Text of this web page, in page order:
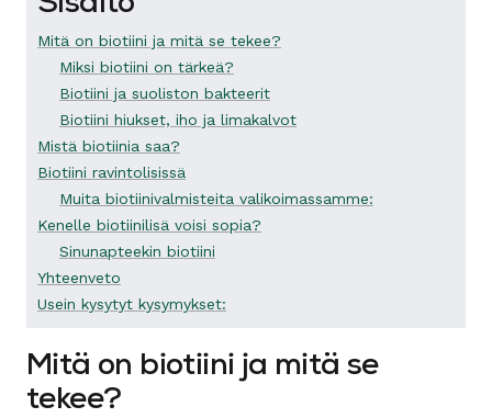
Mitä on biotiini ja mitä se tekee?
Miksi biotiini on tärkeä?
Biotiini ja suoliston bakteerit
Biotiini hiukset, iho ja limakalvot
Mistä biotiinia saa?
Biotiini ravintolisissä
Muita biotiinivalmisteita valikoimassamme:
Kenelle biotiinilisä voisi sopia?
Sinunapteekin biotiini
Yhteenveto
Usein kysytyt kysymykset:
Mitä on biotiini ja mitä se
tekee?